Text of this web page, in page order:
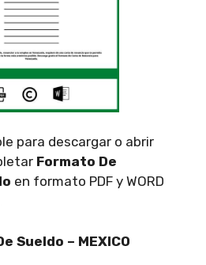
para descargar o abrir
Formato De
en formato PDF y WORD
Sueldo – MEXICO